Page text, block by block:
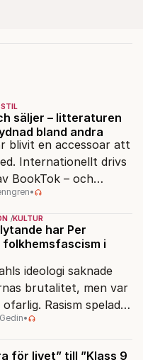
säljer – litteraturen
bland andra
blivit en accessoar att
Internationellt drivs
BookTok – och
efter.
•
KULTUR
har Per
folkhemsfascism i
ideologi saknade
brutalitet, men var
Rasism spelades
för "kultur". Känns
•
för livet” till ”Klass 9